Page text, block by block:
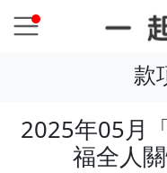
款
2025年05月
福全人